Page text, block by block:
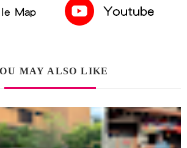
MAY ALSO LIKE